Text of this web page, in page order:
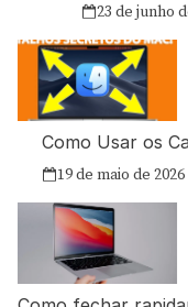
23 de junho
Como Usar os
19 de maio de 2026